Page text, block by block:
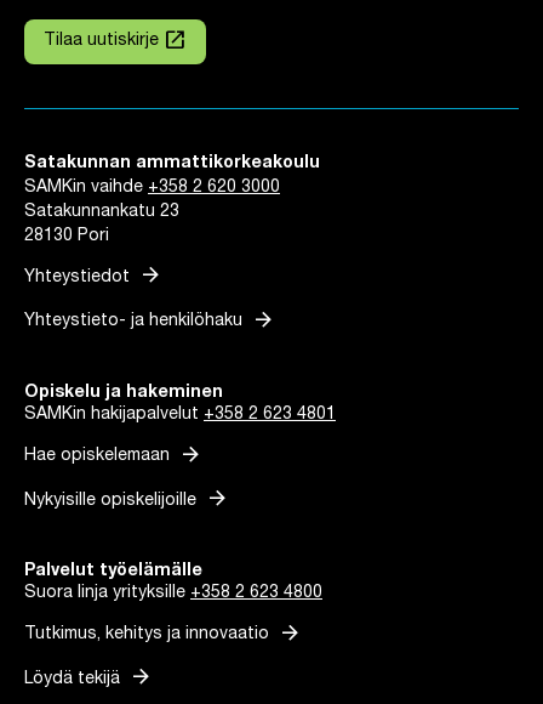
Tilaa uutiskirje
Linkki avautuu uuteen välilehteen
launch
Satakunnan ammattikorkeakoulu
SAMKin vaihde +358 2 620 3000
Satakunnankatu 23
28130 Pori
Yhteystiedot arrow_forward
Yhteystieto- ja henkilöhaku arrow_forward
Opiskelu ja hakeminen
SAMKin hakijapalvelut +358 2 623 4801
Hae opiskelemaan arrow_forward
Nykyisille opiskelijoille arrow_forward
Palvelut työelämälle
Suora linja yrityksille +358 2 623 4800
Tutkimus, kehitys ja innovaatio arrow_forward
Löydä tekijä arrow_forward